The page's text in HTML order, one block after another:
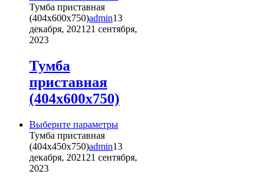
имеет
несколько
странице
товара.
Тумба приставная
(404х600х750)admin13
декабря, 2021 21 сентября,
2023
Тумба
приставная
(404х600х750)
Выберите параметрыЭтот
имеет
несколько
Тумба приставная
(404х450х750)admin13
декабря, 2021 21 сентября,
2023